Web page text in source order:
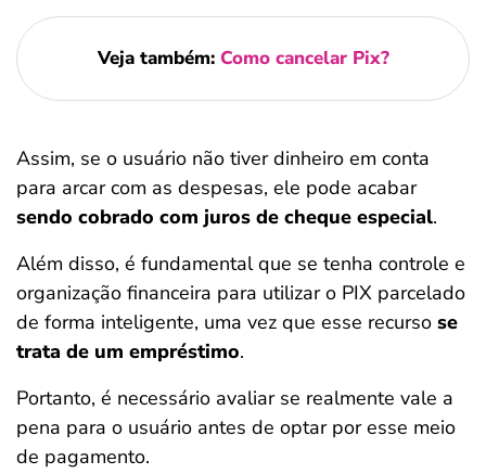
Veja também: Como cancelar Pix?
Assim, se o usuário não tiver dinheiro em conta
para arcar com as despesas, ele pode acabar
sendo cobrado com juros de cheque especial.
Além disso, é fundamental que se tenha controle e
organização financeira para utilizar o PIX parcelado
de forma inteligente, uma vez que esse recurso se
trata de um empréstimo.
Portanto, é necessário avaliar se realmente vale a
pena para o usuário antes de optar por esse meio
de pagamento.